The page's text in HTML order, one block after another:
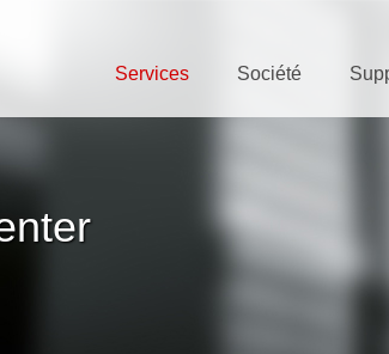
Services Société